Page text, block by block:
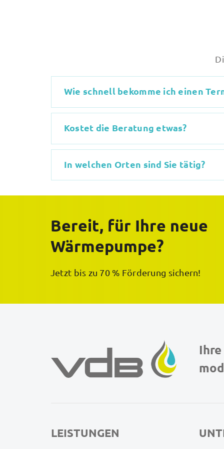
Wie schnell bekomme ich einen
Kostet die Beratung etwas?
In welchen Orten sind Sie tätig?
Bereit, für Ihre neue
Wärmepumpe?
Jetzt bis zu 70 % Förderung sichern!
LEISTUNGEN